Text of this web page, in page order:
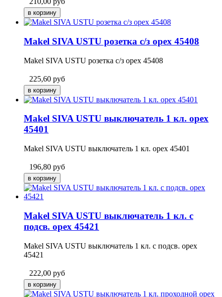
Makel SIVA USTU розетка с/з орех 45408
Makel SIVA USTU розетка с/з орех 45408
225,60 руб
Makel SIVA USTU выключатель 1 кл. орех
45401
Makel SIVA USTU выключатель 1 кл. орех 45401
196,80 руб
Makel SIVA USTU выключатель 1 кл. с
подсв. орех 45421
Makel SIVA USTU выключатель 1 кл. с подсв. орех
45421
222,00 руб